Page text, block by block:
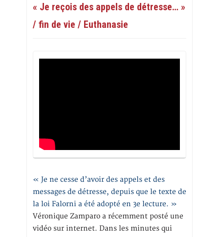
« Je reçois des appels de détresse… »
/ fin de vie / Euthanasie
« Je ne cesse d’avoir des appels et des
messages de détresse, depuis que le texte de
la loi Falorni a été adopté en 3e lecture. »
Véronique Zamparo a récemment posté une
vidéo sur internet. Dans les minutes qui